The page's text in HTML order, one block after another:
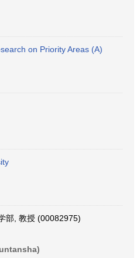
on Priority Areas (A)
部, 教授 (00082975)